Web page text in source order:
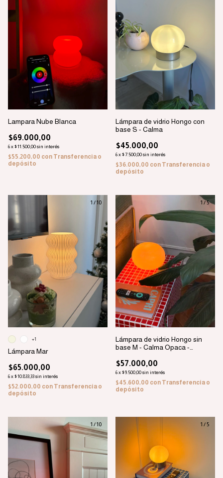
Lampara Nube Blanca
$69.000,00
6x$11.500,00sin interés
$55.200,00 con Transferencia o
depósito
Lámpara de vidrio Hongo con
base S - Calma
$45.000,00
6x$7.500,00sin interés
$36.000,00 con Transferencia o
depósito
1 /10
Lámpara Mar
$65.000,00
6x$10.833,33sin interés
$52.000,00 con Transferencia o
depósito
+1
1 /5
Lámpara de vidrio Hongo sin
base M - Calma Opaca -
$57.000,00
6x$9.500,00sin interés
$45.600,00 con Transferencia o
depósito
1 /10 1 / 5